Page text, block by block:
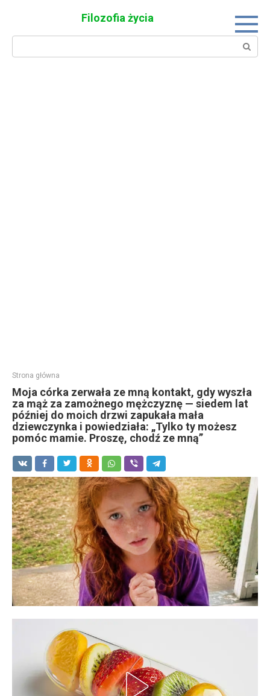
Filozofia życia
Search:
Strona główna
Moja córka zerwała ze mną kontakt, gdy wyszła
za mąż za zamożnego mężczyznę — siedem lat
później do moich drzwi zapukała mała
dziewczynka i powiedziała: „Tylko ty możesz
pomóc mamie. Proszę, chodź ze mną”